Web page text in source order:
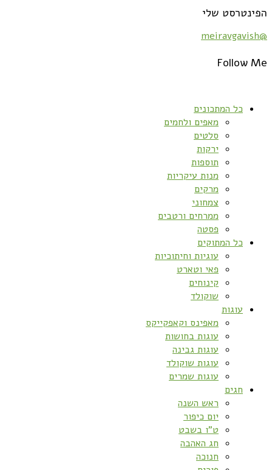
הפינטרסט שלי
@meiravgavish
Follow Me
כל המתכונים
מאפים ולחמים
סלטים
ירקות
תוספות
מנות עיקריות
מרקים
צמחוני
ממרחים ורטבים
פסטה
כל המתוקים
עוגיות וחיתוכיות
פאי וטארט
קינוחים
שוקולד
עוגות
מאפינס וקאפקייקס
עוגות בחושות
עוגות גבינה
עוגות שוקולד
עוגות שמרים
חגים
ראש השנה
יום כיפור
ט”ו בשבט
חג האהבה
חנוכה